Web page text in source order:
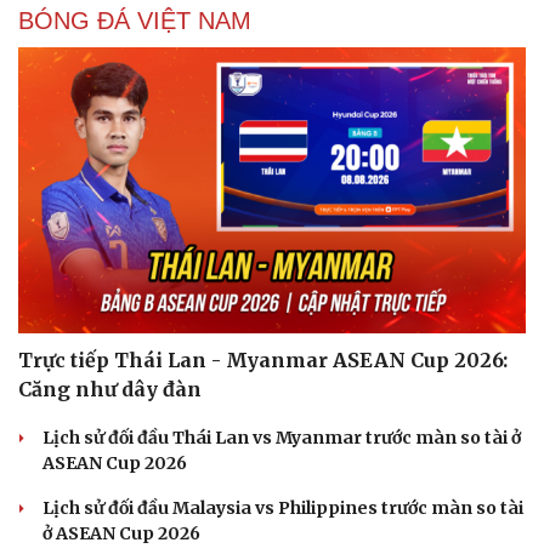
Sức khỏe
Dinh dưỡng - món ngon
Cây thuốc
Nhà đẹp
BÓNG ĐÁ VIỆT NAM
Trực tiếp Thái Lan - Myanmar ASEAN Cup 2026:
Căng như dây đàn
Lịch sử đối đầu Thái Lan vs Myanmar trước màn so tài ở
ASEAN Cup 2026
Lịch sử đối đầu Malaysia vs Philippines trước màn so tài
ở ASEAN Cup 2026